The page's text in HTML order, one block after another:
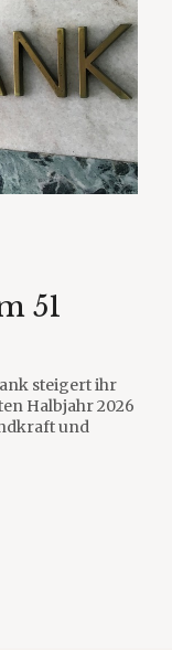
51
steigert ihr
Halbjahr 2026
und